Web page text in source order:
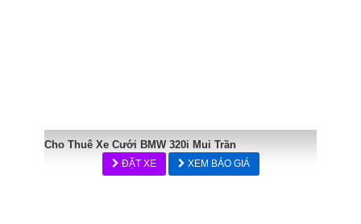
Cho Thuê Xe Cưới BMW 320i Mui Trần
ĐẶT XE XEM BÁO GIÁ